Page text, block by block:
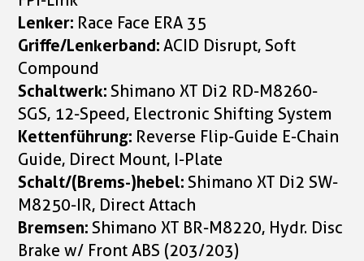
Lenker: Race Face ERA 35
Griffe/Lenkerband:ACID Disrupt, Soft
Compound
Schaltwerk:Shimano XT Di2 RD-M8260-
SGS, 12-Speed, Electronic Shifting System
Kettenführung: Reverse Flip-Guide E-Chain
Guide, Direct Mount, I-Plate
Schalt/(Brems-)hebel:Shimano XT Di2 SW-
M8250-IR, Direct Attach
Bremsen:Shimano XT BR-M8220, Hydr. Disc
Brake w/ Front ABS (203/203)